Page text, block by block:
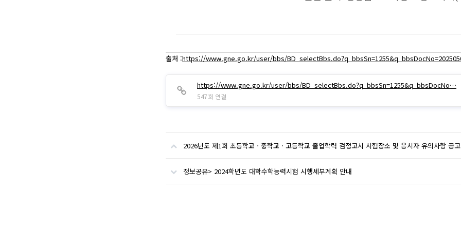
출처 :https://www.gne.go.kr/user/bbs/
https://www.gne.go.kr/user/bbs/BD_selectBbs.do?q_bbsSn=1255&q_bbsDocNo…
547회 연결
2026년도 제1회 초등학교ㆍ중학교ㆍ고등학교 졸업학력 검정고시 시험장소 및 응시자 유의사항 공고
정보공유> 2024학년도 대학수학능력시험 시행세부계획 안내